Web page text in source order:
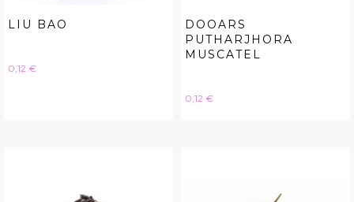
LIU BAO
Hinta
0,12 €
DOOARS
PUTHARJHORA
MUSCATEL
Hinta
0,12 €